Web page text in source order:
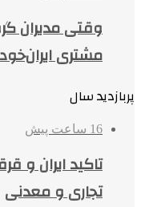
وقتی مدیران
مشتری
پربازدید سال
16 ساعت پیش
تاکید ایران و
تجاری و معدنی